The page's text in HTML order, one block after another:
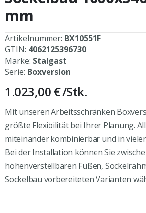
mm
Artikelnummer: BX10551F
GTIN: 4062125396730
Marke: Stalgast
Serie: Boxversion
1.023,00 €/Stk.
Mit unseren Arbeitsschränken
größte Flexibilität bei Ihrer Planung.
miteinander kombinierbar und in
Bei der Installation können Sie
höhenverstellbaren Füßen,
Sockelbau vorbereiteten Varianten